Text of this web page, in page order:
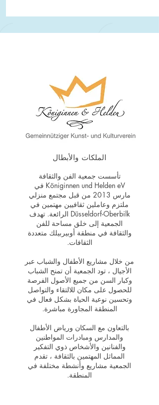
الملكات والأبطال
تأسست جمعية الفن والثقافة
Königinnen und Helden eV في
مارس 2013 من قبل مجتمع منزلي
ملتزم وعاملين ثقافيين مهتمين في
Düsseldorf-Oberbilk الرائعة. تهدف
الجمعية إلى خلق مساحة للفن
والثقافة في منطقة أوبيربيلك متعددة
الثقافات.
من خلال مشاريع الأطفال والشباب عبر
الأجيال ، تود الجمعية أن تمنح الشباب
وكبار السن من جميع الأصول الفرصة
للحصول على مكان للالتقاء والتواصل
وتحسين نوعية الحياة بشكل فعال في
المنطقة المجاورة مباشرة.
بالتعاون مع السكان ورياض الأطفال
والمدارس ومبادرات المواطنين
والفنانين والأشخاص ذوي التفكير
المماثل المهتمين بالثقافة ، تقدم
الجمعية مشاريع وأنشطة مختلفة في
المنطقة.